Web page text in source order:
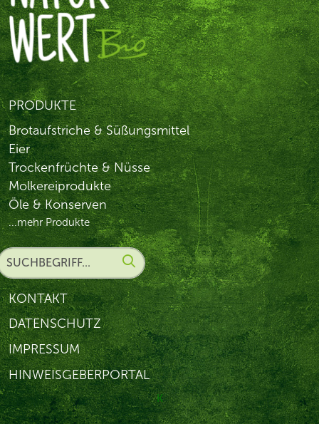
PRODUKTE
Brotaufstriche & Süßungsmittel
Eier
Trockenfrüchte & Nüsse
Molkereiprodukte
Öle & Konserven
...mehr Produkte
KONTAKT
DATENSCHUTZ
IMPRESSUM
HINWEISGEBERPORTAL
K